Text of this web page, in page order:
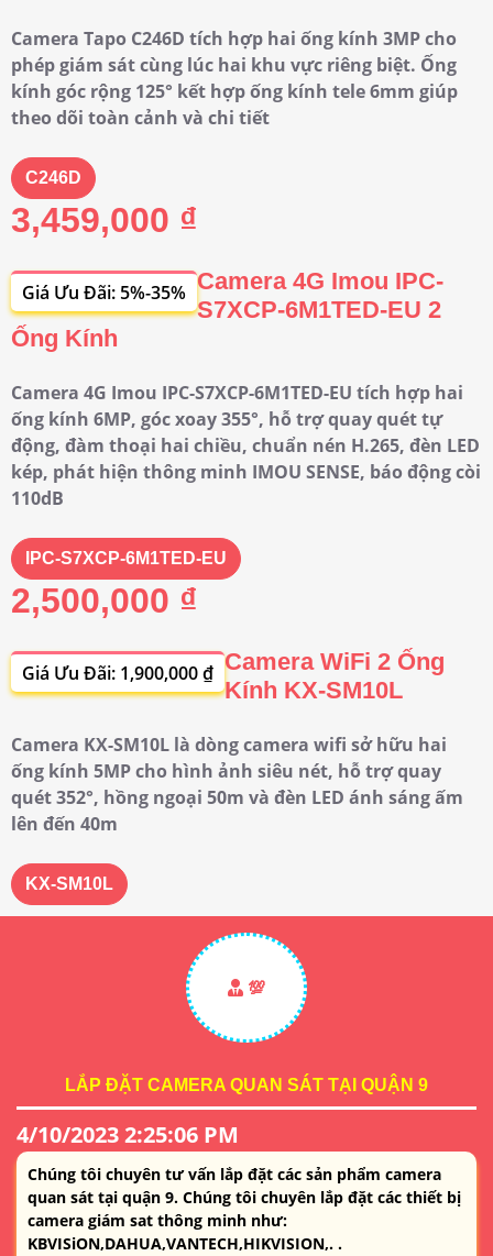
Camera Tapo C246D tích hợp hai ống kính 3MP cho
phép giám sát cùng lúc hai khu vực riêng biệt. Ống
kính góc rộng 125° kết hợp ống kính tele 6mm giúp
theo dõi toàn cảnh và chi tiết
C246D
3,459,000 ₫
Giá Ưu Đãi: 5%-35% Camera 4G Imou IPC-
S7XCP-6M1TED-EU 2
Ống Kính
Camera 4G Imou IPC-S7XCP-6M1TED-EU tích hợp hai
ống kính 6MP, góc xoay 355°, hỗ trợ quay quét tự
động, đàm thoại hai chiều, chuẩn nén H.265, đèn LED
kép, phát hiện thông minh IMOU SENSE, báo động còi
110dB
IPC-S7XCP-6M1TED-EU
2,500,000 ₫
Giá Ưu Đãi: 1,900,000 ₫ Camera WiFi 2 Ống
Kính KX-SM10L
Camera KX-SM10L là dòng camera wifi sở hữu hai
ống kính 5MP cho hình ảnh siêu nét, hỗ trợ quay
quét 352°, hồng ngoại 50m và đèn LED ánh sáng ấm
lên đến 40m
KX-SM10L
💯
LẮP ĐẶT CAMERA QUAN SÁT TẠI QUẬN 9
4/10/2023 2:25:06 PM
Chúng tôi chuyên tư vấn lắp đặt các sản phẩm camera
quan sát tại quận 9. Chúng tôi chuyên lắp đặt các thiết bị
camera giám sat thông minh như:
KBVISiON,DAHUA,VANTECH,HIKVISION,. .